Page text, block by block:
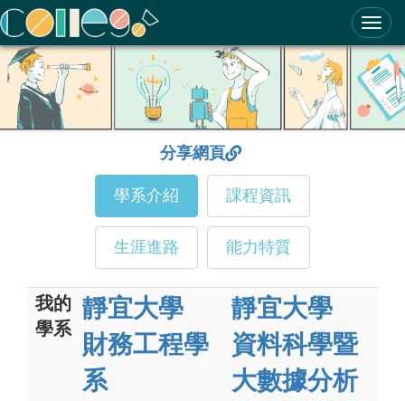
ColleGo! 大學選才與高中育才輔助系統
分享網頁
學系介紹 課程資訊
生涯進路 能力特質
我的
學系
靜宜大學
財務工程學
系
靜宜大學
資料科學暨
大數據分析